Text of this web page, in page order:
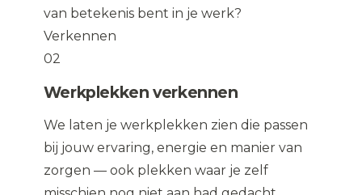
van betekenis bent in je werk?
Verkennen
02
Werkplekken verkennen
We laten je werkplekken zien die passen
bij jouw ervaring, energie en manier van
zorgen — ook plekken waar je zelf